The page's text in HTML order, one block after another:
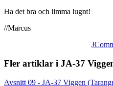
Ha det bra och limma lugnt!
//Marcus
Fler artiklar i JA-37
Avsnitt 09 - JA-37 Viggen